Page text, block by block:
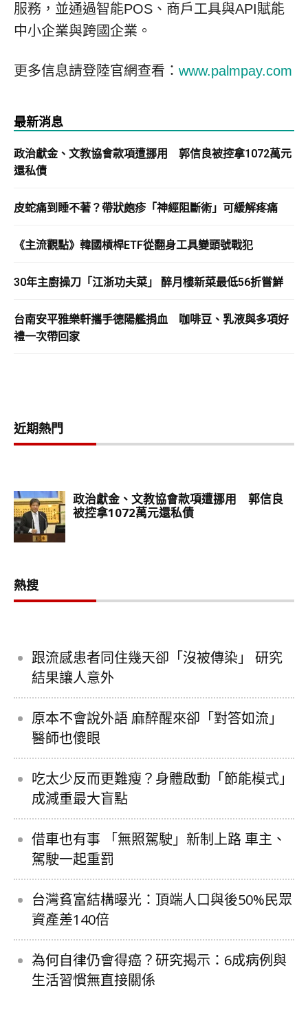
服務，並通過智能POS、商戶工具與API賦能
中小企業與跨國企業。
更多信息請登陸官網查看： www.palmpay.com
最新消息
政治獻金、文教協會款項遭挪用 郭信良被控拿1072萬元
還私債
皮蛇痛到睡不著？帶狀皰疹「神經阻斷術」可緩解疼痛
《主流觀點》韓國槓桿ETF從翻身工具變頭號戰犯
30年主廚操刀「江浙功夫菜」 醉月樓新菜最低56折嘗鮮
台南安平雅樂軒攜手德陽艦捐血 咖啡豆、乳液與多項好
禮一次帶回家
近期熱門
熱搜
跟流感患者同住幾天卻「沒被傳染」 研究
結果讓人意外
原本不會說外語 麻醉醒來卻「對答如流」
醫師也傻眼
吃太少反而更難瘦？身體啟動「節能模式」
成減重最大盲點
借車也有事 「無照駕駛」新制上路 車主、
駕駛一起重罰
台灣貧富結構曝光：頂端人口與後50%民眾
資產差140倍
為何自律仍會得癌？研究揭示：6成病例與
生活習慣無直接關係